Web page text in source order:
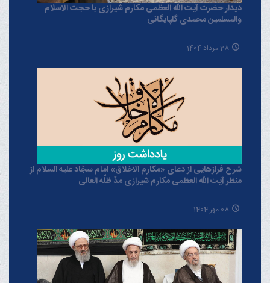
دیدار حضرت آیت الله العظمی مکارم شیرازی با حجت الاسلام
والمسلمین محمدی گلپایگانی
28 مرداد 1404
شرح فرازهایی از دعای «مکارم الاخلاق» امام سجّاد علیه السلام از
منظر آیت الله العظمی مکارم شیرازی مدّ ظلّه العالی
08 مهر 1404